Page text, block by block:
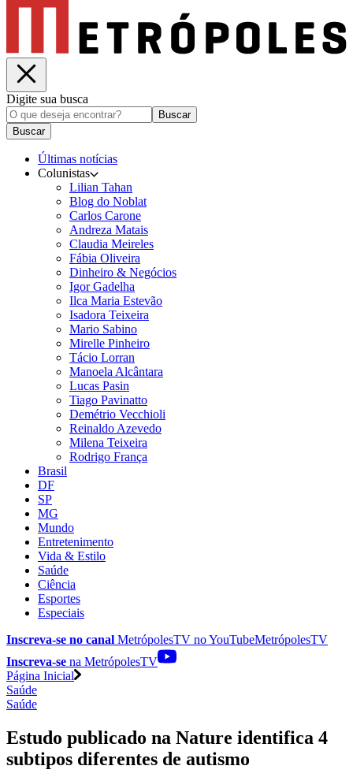
Digite sua busca
Buscar
Buscar
Últimas notícias
Colunistas
Lilian Tahan
Blog do Noblat
Carlos Carone
Andreza Matais
Claudia Meireles
Fábia Oliveira
Dinheiro & Negócios
Igor Gadelha
Ilca Maria Estevão
Isadora Teixeira
Mario Sabino
Mirelle Pinheiro
Tácio Lorran
Manoela Alcântara
Lucas Pasin
Tiago Pavinatto
Demétrio Vecchioli
Reinaldo Azevedo
Milena Teixeira
Rodrigo França
Brasil
DF
SP
MG
Mundo
Entretenimento
Vida & Estilo
Saúde
Ciência
Esportes
Especiais
Inscreva-se no canal MetrópolesTV noYouTubeMetrópolesTV
Inscreva-se na MetrópolesTV
Página Inicial
Saúde
Saúde
Estudo publicado na Nature identifica 4
subtipos diferentes de autismo